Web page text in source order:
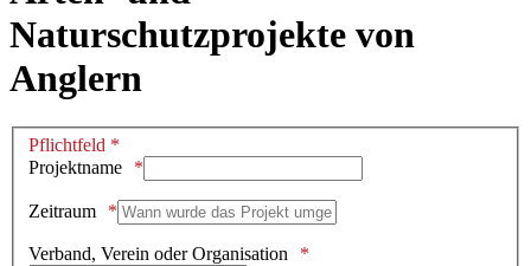
Naturschutzprojekte von
Anglern
Pflichtfeld *
Projektname
Zeitraum
Verband, Verein oder Organisation